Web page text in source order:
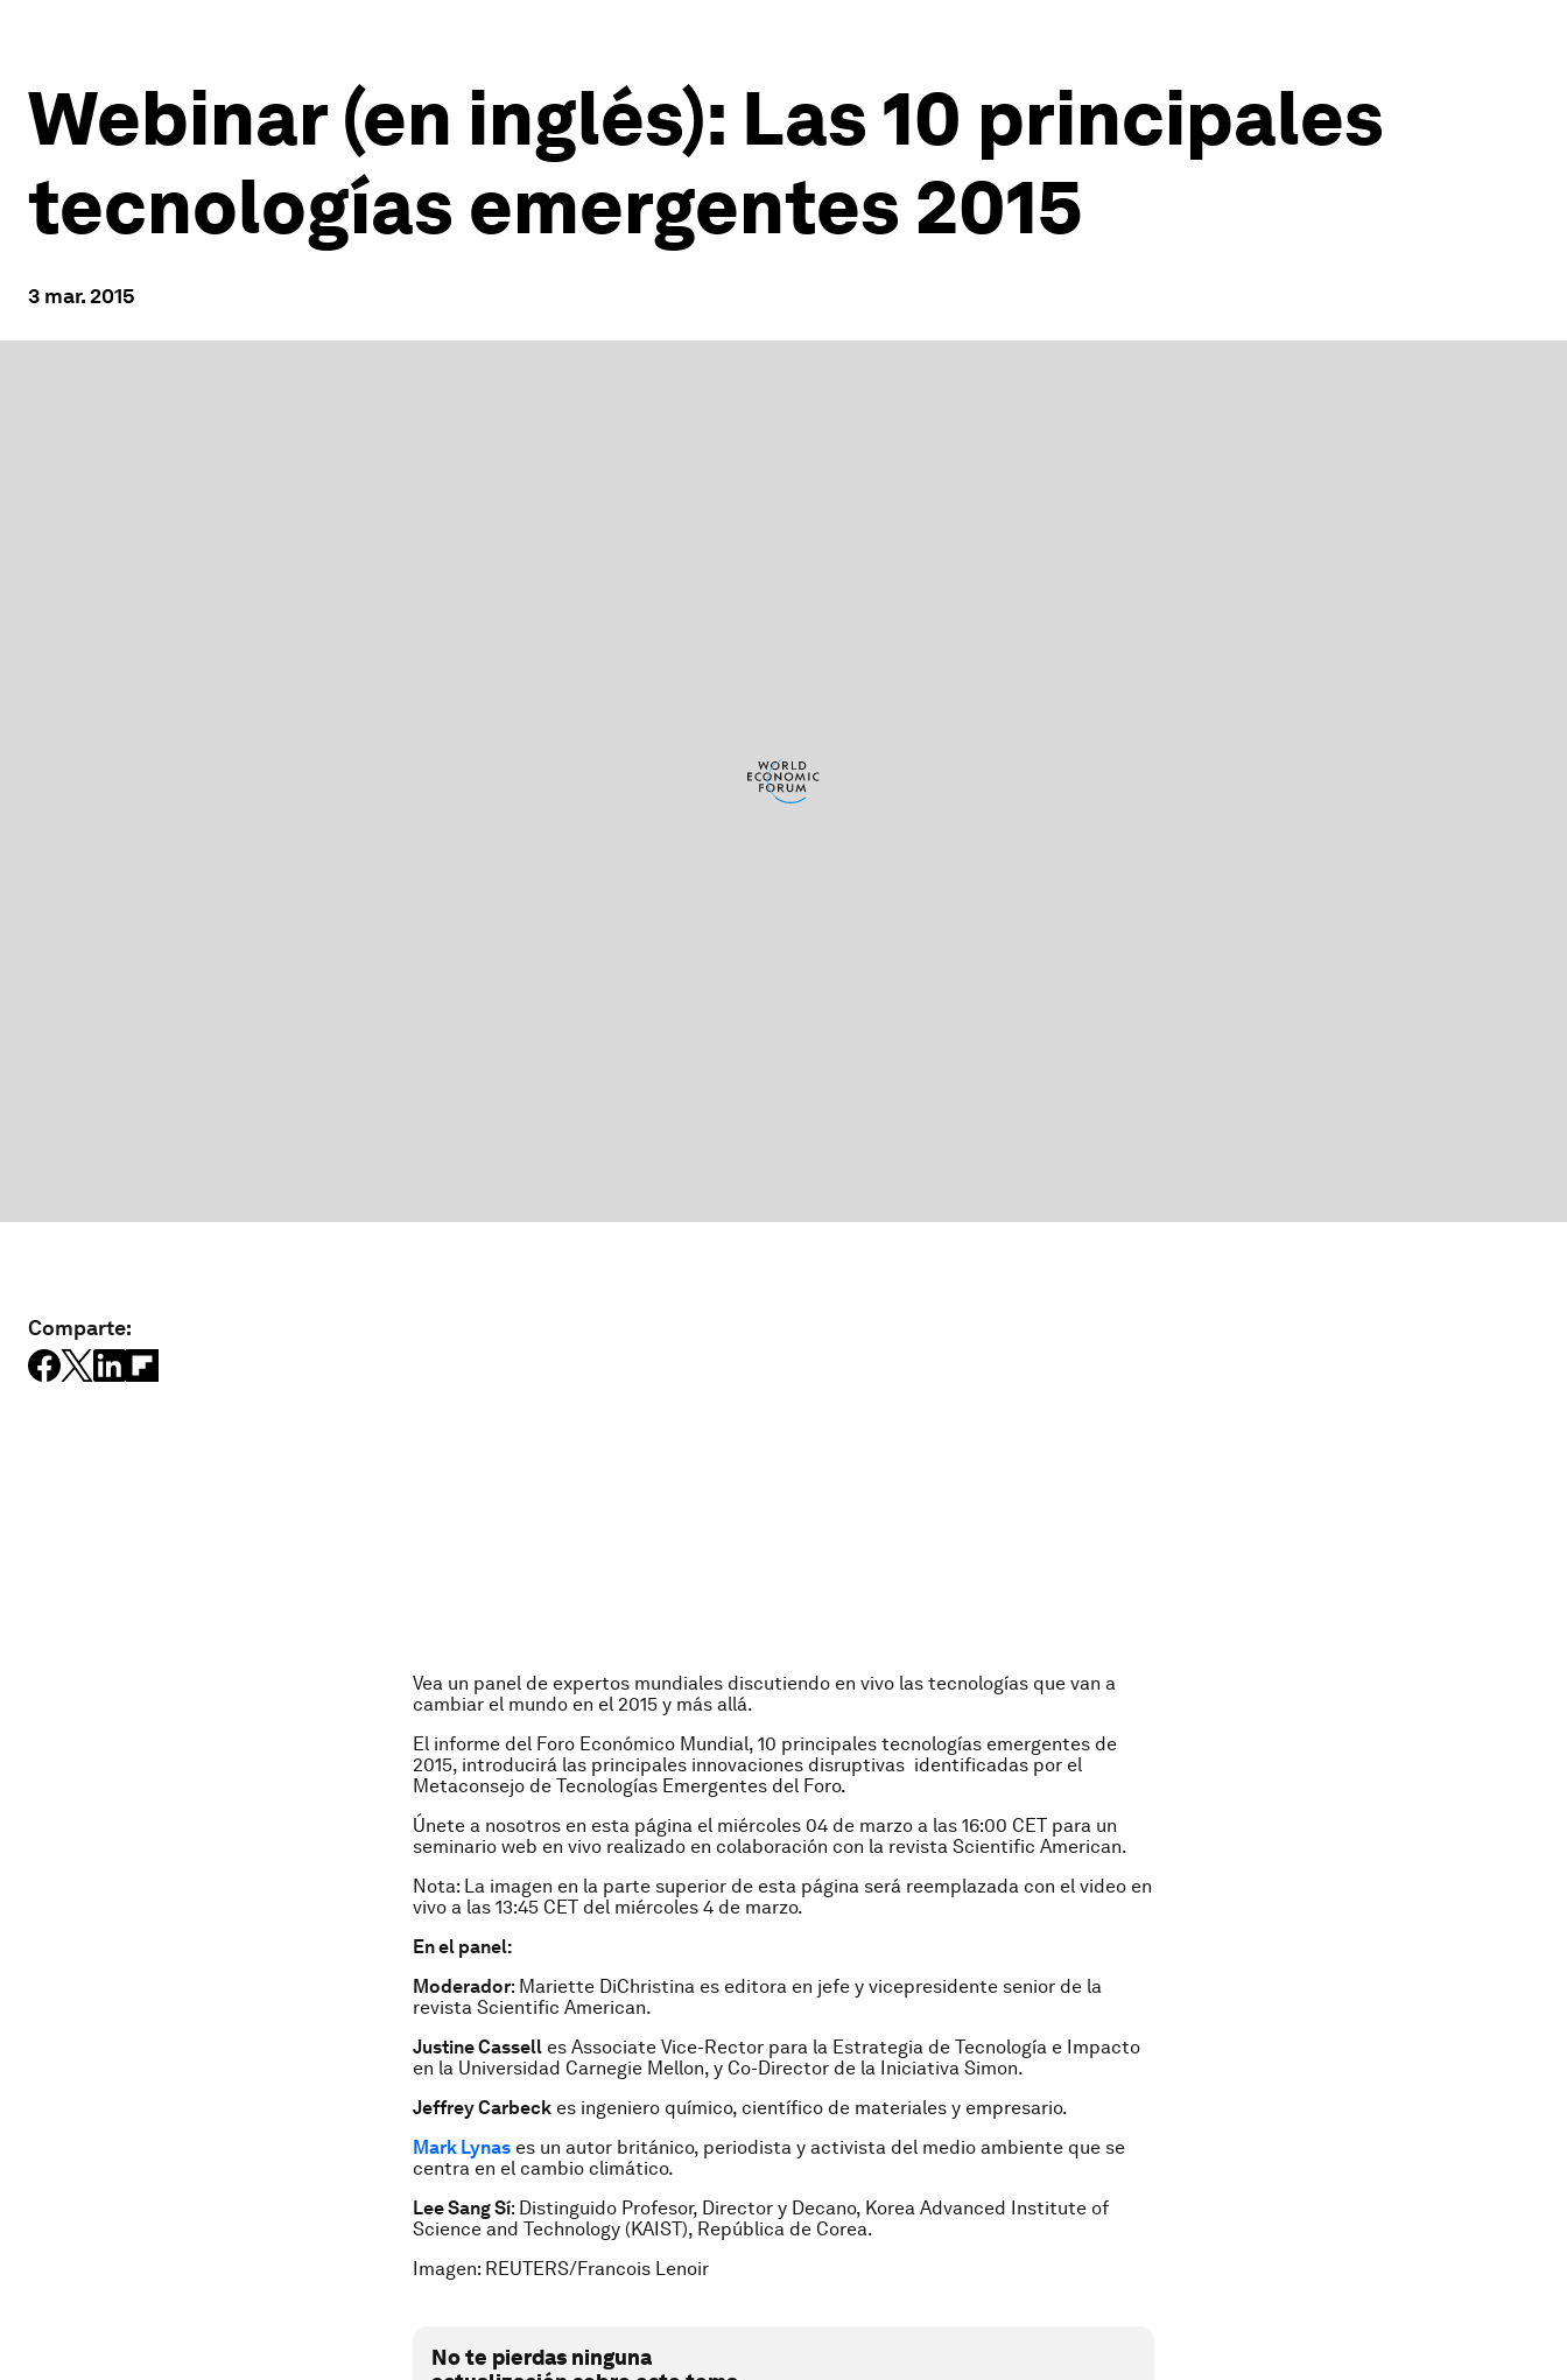
Webinar (en inglés): Las 10 principales
tecnologías emergentes 2015
3 mar. 2015
Comparte:
Vea un panel de expertos mundiales discutiendo en vivo las tecnologías que van a
cambiar el mundo en el 2015 y más allá.
El informe del Foro Económico Mundial, 10 principales tecnologías emergentes de
2015, introducirá las principales innovaciones disruptivas identificadas por el
Metaconsejo de Tecnologías Emergentes del Foro.
Únete a nosotros en esta página el miércoles 04 de marzo a las 16:00 CET para un
seminario web en vivo realizado en colaboración con la revista Scientific American.
Nota: La imagen en la parte superior de esta página será reemplazada con el video en
vivo a las 13:45 CET del miércoles 4 de marzo.
En el panel:
Moderador: Mariette DiChristina es editora en jefe y vicepresidente senior de la
revista Scientific American.
Justine Cassell es Associate Vice-Rector para la Estrategia de Tecnología e Impacto
en la Universidad Carnegie Mellon, y Co-Director de la Iniciativa Simon.
Jeffrey Carbeck es ingeniero químico, científico de materiales y empresario.
Mark Lynas es un autor británico, periodista y activista del medio ambiente que se
centra en el cambio climático.
Lee Sang Sí: Distinguido Profesor, Director y Decano, Korea Advanced Institute of
Science and Technology (KAIST), República de Corea.
Imagen: REUTERS/Francois Lenoir
No te pierdas ninguna